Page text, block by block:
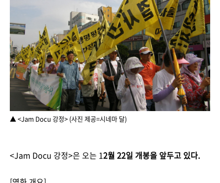
▲ <Jam Docu 강정> (사진 제공=시네마 달)
<Jam Docu 강정>은 오는 12월 22일 개봉을 앞두고 있다.